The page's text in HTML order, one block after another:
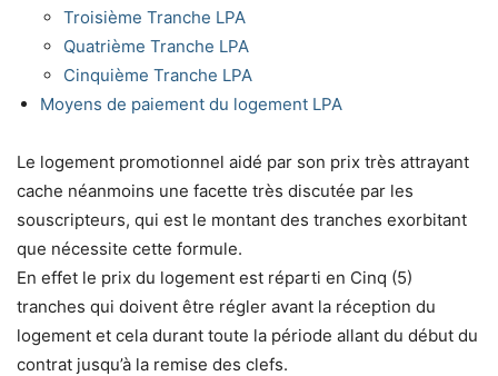
Troisième Tranche LPA
Quatrième Tranche LPA
Cinquième Tranche LPA
Moyens de paiement du logement LPA
Le logement promotionnel aidé par son prix très attrayant
cache néanmoins une facette très discutée par les
souscripteurs, qui est le montant des tranches exorbitant
que nécessite cette formule.
En effet le prix du logement est réparti en Cinq (5)
tranches qui doivent être régler avant la réception du
logement et cela durant toute la période allant du début du
contrat jusqu’à la remise des clefs.